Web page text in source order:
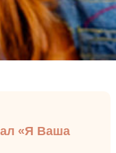
«Я Ваша